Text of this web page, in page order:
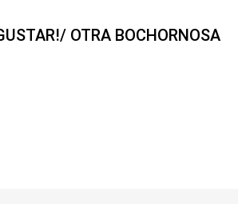
OTRA BOCHORNOSA